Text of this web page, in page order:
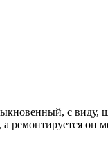
с виду,
ремонтируется он